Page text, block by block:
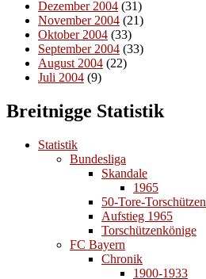
Dezember 2004 (31)
November 2004 (21)
Oktober 2004 (33)
September 2004 (33)
August 2004 (22)
Juli 2004 (9)
Breitnigge Statistik
Statistik
Bundesliga
Skandale
1965
50-Tore-Torschützen
Aufstieg 1965
Torschützenkönige
FC Bayern
Chronik
1900-1933